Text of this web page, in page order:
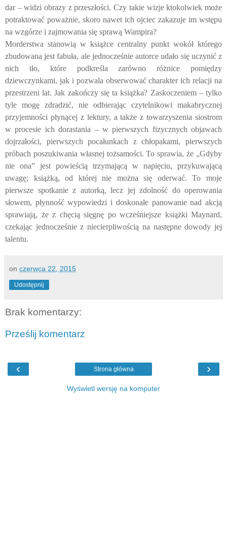
dar – widzi obrazy z przeszłości. Czy takie wizje ktokolwiek może
potraktować poważnie, skoro nawet ich ojciec zakazuje im wstępu
na wzgórze i zajmowania się sprawą Wampira?
Morderstwa stanowią w książce centralny punkt wokół którego
zbudowana jest fabuła, ale jednocześnie autorce udało się uczynić z
nich tło, które podkreśla zarówno różnice pomiędzy
dziewczynkami, jak i pozwala obserwować charakter ich relacji na
przestrzeni lat. Jak zakończy się ta książka? Zaskoczeniem – tylko
tyle mogę zdradzić, nie odbierając czytelnikowi makabrycznej
przyjemności płynącej z lektury, a także z towarzyszenia siostrom
w procesie ich dorastania – w pierwszych fizycznych objawach
dojrzałości, pierwszych pocałunkach z chłopakami, pierwszych
próbach poszukiwania własnej tożsamości. To sprawia, że „Gdyby
nie ona” jest powieścią trzymającą w napięciu, przykuwającą
uwagę; książką, od której nie można się oderwać. To moje
pierwsze spotkanie z autorką, lecz jej zdolność do operowania
słowem, płynność wypowiedzi i doskonałe panowanie nad akcją
sprawiają, że z chęcią sięgnę po wcześniejsze książki Maynard,
czekając jednocześnie z niecierpliwością na następne dowody jej
talentu.
on czerwca 22, 2015
Udostępnij
Brak komentarzy:
Prześlij komentarz
‹ ›
Strona główna
Wyświetl wersję na komputer